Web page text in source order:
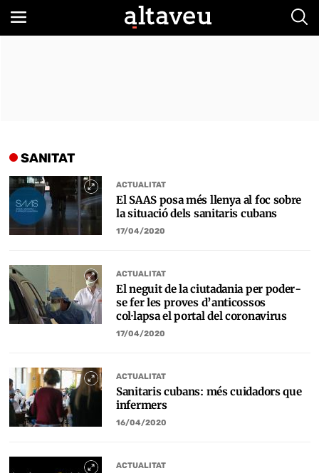
SANITAT
ACTUALITAT
El SAAS posa més llenya al foc sobre
la situació dels sanitaris cubans
17/04/2020
ACTUALITAT
El neguit de la ciutadania per poder-
se fer les proves d’anticossos
col·lapsa el portal del coronavirus
17/04/2020
ACTUALITAT
Sanitaris cubans: més cuidadors que
infermers
16/04/2020
ACTUALITAT